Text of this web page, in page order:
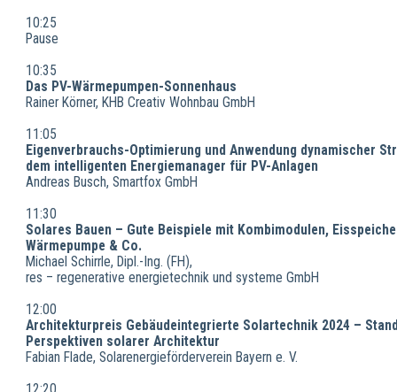
10:25
Pause
10:35
Das PV-Wärmepumpen-Sonnenhaus
Rainer Körner, KHB Creativ Wohnbau GmbH
11:05
Eigenverbrauchs-Optimierung und Anwendung dynamischer
dem intelligenten Energiemanager für PV-Anlagen
Andreas Busch, Smartfox GmbH
11:30
Solares Bauen – Gute Beispiele mit Kombimodulen,
Wärmepumpe & Co.
Michael Schirrle, Dipl.-Ing. (FH),
res – regenerative energietechnik und systeme GmbH
12:00
Architekturpreis Gebäudeintegrierte Solartechnik 2024 –
Perspektiven solarer Architektur
Fabian Flade, Solarenergieförderverein Bayern e. V.